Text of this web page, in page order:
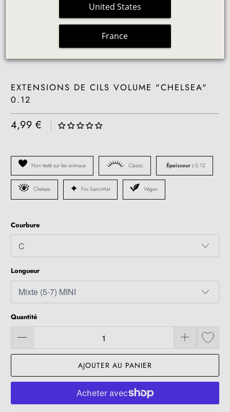
EXTENSIONS DE CILS VOLUME "CHELSEA"
0.12
4,99 € |
Non testé sur les animaux Classic Épaisseur :0.12
Chelsea Fini Semi-Mat Végan
Courbure
Longueur
Quantité
AJOUTER AU PANIER
United States
France